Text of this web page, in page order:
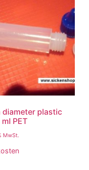
diameter plastic
PET
MwSt.